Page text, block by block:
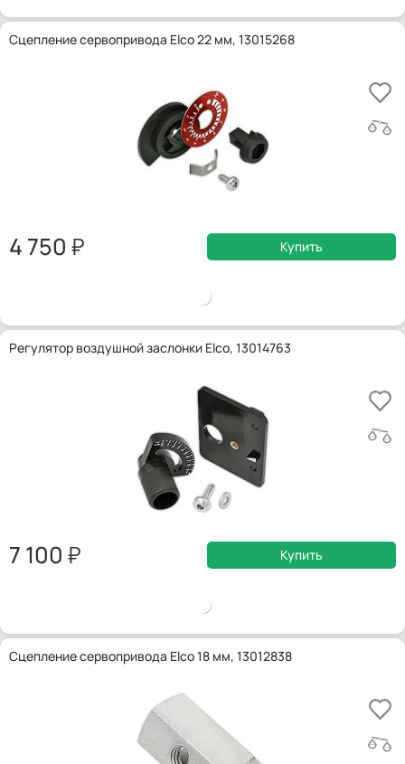
Сцепление сервопривода Elco 22 мм, 13015268
4 750 Купить
Регулятор воздушной заслонки Elco, 13014763
7 100 Купить
Сцепление сервопривода Elco 18 мм, 13012838